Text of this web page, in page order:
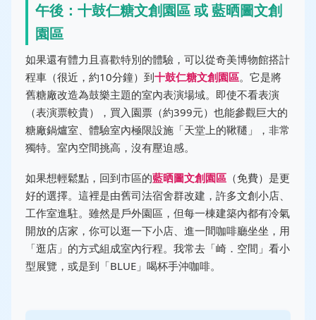
午後：十鼓仁糖文創園區 或 藍晒圖文創
園區
如果還有體力且喜歡特別的體驗，可以從奇美博物館搭計
程車（很近，約10分鐘）到十鼓仁糖文創園區。它是將
舊糖廠改造為鼓樂主題的室內表演場域。即使不看表演
（表演票較貴），買入園票（約399元）也能參觀巨大的
糖廠鍋爐室、體驗室內極限設施「天堂上的鞦韆」，非常
獨特。室內空間挑高，沒有壓迫感。
如果想輕鬆點，回到市區的藍晒圖文創園區 （免費）是更
好的選擇。這裡是由舊司法宿舍群改建，許多文創小店、
工作室進駐。雖然是戶外園區，但每一棟建築內都有冷氣
開放的店家，你可以逛一下小店、進一間咖啡廳坐坐，用
「逛店」的方式組成室內行程。我常去「崎．空間」看小
型展覽，或是到「BLUE」喝杯手沖咖啡。